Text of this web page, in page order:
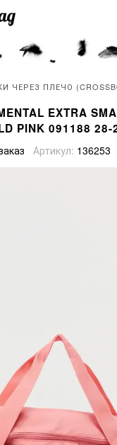
ЧЕРЕЗ ПЛЕЧО
EXTRA
PINK 091188 28-
Артикул: 136253